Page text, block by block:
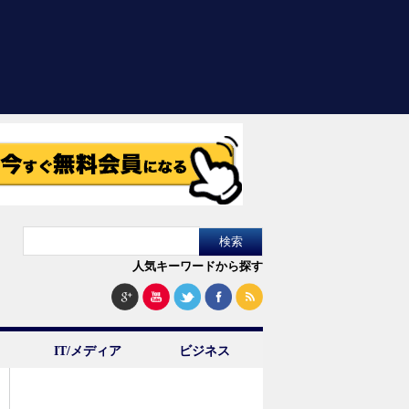
人気キーワードから探す
IT/メディア ビジネス